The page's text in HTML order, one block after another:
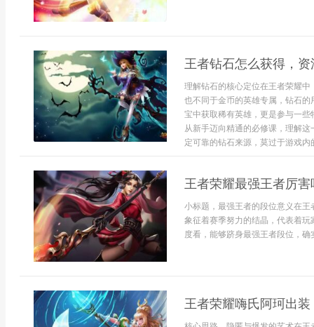
王者钻石怎么获得，
理解钻石的核心定位在王者荣耀
也不同于金币的英雄专属，钻石
宝中获取稀有英雄，更是参与一
从新手迈向精通的必修课，理解
定可靠的钻石来源，莫过于游戏
王者荣耀最强王者厉
小标题，最强王者的段位意义在
象征着赛季努力的结晶，代表着
度看，能够跻身最强王者段位，确
王者荣耀嗨氏阿珂出